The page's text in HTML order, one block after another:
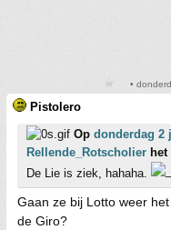
•
Pistolero
Op donderdag 2
Rellende_Rotscholier
De Lie is ziek, hahaha.
Gaan ze bij Lotto weer
de Giro?